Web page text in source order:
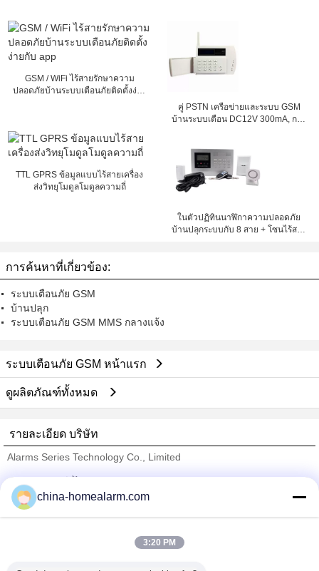
GSM / WiFi ไร้สายรักษาความ
ปลอดภัยบ้านระบบเตือนภัยติดตั้งง่าย
คู่ PSTN เครือข่ายและระบบ GSM
บ้านระบบเตือน DC12V 300mA, การ
TTL GPRS ข้อมูลแบบไร้สายเครื่อง
ส่งวิทยุโมดูลโมดูลความถี่
ในตัวปฏิทินนาฬิกาความปลอดภัย
บ้านปลุกระบบกับ 8 สาย + โซนไร้สาย
การค้นหาที่เกี่ยวข้อง:
ระบบเตือนภัย GSM
บ้านปลุก
ระบบเตือนภัย GSM MMS กลางแจ้ง
ระบบเตือนภัย GSM หน้าแรก
ดูผลิตภัณฑ์ทั้งหมด
รายละเอียด บริษัท
Alarms Series Technology Co., Limited
Trust Seal
Verified Suplier
china-homealarm.com
3:20 PM